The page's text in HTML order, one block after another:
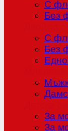
С
Без
С
Без
За
За